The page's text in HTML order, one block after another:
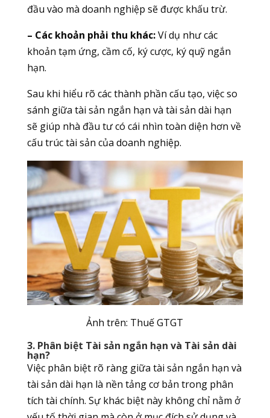
đầu vào mà doanh nghiệp sẽ được khấu trừ.
– Các khoản phải thu khác:Ví dụ như các
khoản tạm ứng, cầm cố, ký cược, ký quỹ ngắn
hạn.
Sau khi hiểu rõ các thành phần cấu tạo, việc so
sánh giữa tài sản ngắn hạn và tài sản dài hạn
sẽ giúp nhà đầu tư có cái nhìn toàn diện hơn về
cấu trúc tài sản của doanh nghiệp.
Ảnh trên: Thuế GTGT
3. Phân biệt Tài sản ngắn hạn và Tài sản dài
hạn?
Việc phân biệt rõ ràng giữa tài sản ngắn hạn và
tài sản dài hạn là nền tảng cơ bản trong phân
tích tài chính. Sự khác biệt này không chỉ nằm ở